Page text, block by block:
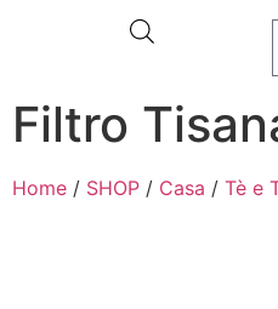
Filtro
Home / SHOP / Casa / Tè e